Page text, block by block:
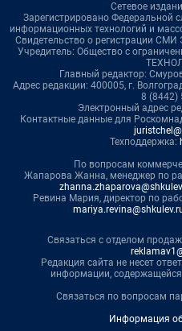
Сетевое
Зарегистрировано Федеральной
информационных технологий и
Свидетельство о регистрации
Учредитель: Общество с
Главный редактор:
Адрес редакции: 400005, г.
8 (8442)
Электронный адрес
Контактные данные для
Техподдержка:
По вопросам
Жапарова Жанна, менеджер по
Ревина Мария, директор по
Связаться с отделом
Редакция сайта не несет
информации,
Связаться по вопросам
Информация